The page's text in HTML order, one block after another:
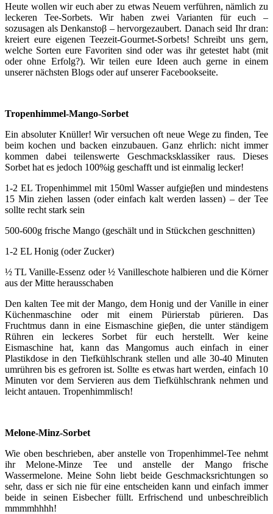
Heute wollen wir euch aber zu etwas Neuem verführen, nämlich zu
leckeren Tee-Sorbets. Wir haben zwei Varianten für euch –
sozusagen als Denkanstoβ – hervorgezaubert. Danach seid Ihr dran:
kreiert eure eigenen Teezeit-Gourmet-Sorbets! Schreibt uns gern,
welche Sorten eure Favoriten sind oder was ihr getestet habt (mit
oder ohne Erfolg?). Wir teilen eure Ideen auch gerne in einem
unserer nächsten Blogs oder auf unserer Facebookseite.
Tropenhimmel-Mango-Sorbet
Ein absoluter Knüller! Wir versuchen oft neue Wege zu finden, Tee
beim kochen und backen einzubauen. Ganz ehrlich: nicht immer
kommen dabei teilenswerte Geschmacksklassiker raus. Dieses
Sorbet hat es jedoch 100%ig geschafft und ist einmalig lecker!
1-2 EL Tropenhimmel mit 150ml Wasser aufgieβen und mindestens
15 Min ziehen lassen (oder einfach kalt werden lassen) – der Tee
sollte recht stark sein
500-600g frische Mango (geschält und in Stückchen geschnitten)
1-2 EL Honig (oder Zucker)
½ TL Vanille-Essenz oder ½ Vanilleschote halbieren und die Körner
aus der Mitte herausschaben
Den kalten Tee mit der Mango, dem Honig und der Vanille in einer
Küchenmaschine oder mit einem Pürierstab pürieren. Das
Fruchtmus dann in eine Eismaschine gieβen, die unter ständigem
Rühren ein leckeres Sorbet für euch herstellt. Wer keine
Eismaschine hat, kann das Mangomus auch einfach in einer
Plastikdose in den Tiefkühlschrank stellen und alle 30-40 Minuten
umrühren bis es gefroren ist. Sollte es etwas hart werden, einfach 10
Minuten vor dem Servieren aus dem Tiefkühlschrank nehmen und
leicht antauen. Tropenhimmlisch!
Melone-Minz-Sorbet
Wie oben beschrieben, aber anstelle von Tropenhimmel-Tee nehmt
ihr Melone-Minze Tee und anstelle der Mango frische
Wassermelone. Meine Sohn liebt beide Geschmacksrichtungen so
sehr, dass er sich nie für eine entscheiden kann und einfach immer
beide in seinen Eisbecher füllt. Erfrischend und unbeschreiblich
mmmmhhhh!